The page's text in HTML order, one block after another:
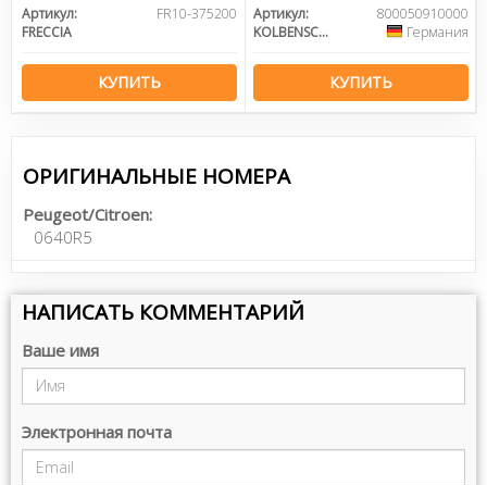
Артикул:
FR10-375200
FRECCIA
КУПИТЬ
Артикул:
800050910000
KOLBENSCHMIDT
Германия
КУПИТЬ
ОРИГИНАЛЬНЫЕ НОМЕРА
Peugeot/Citroen:
0640R5
НАПИСАТЬ КОММЕНТАРИЙ
Ваше имя
Электронная почта